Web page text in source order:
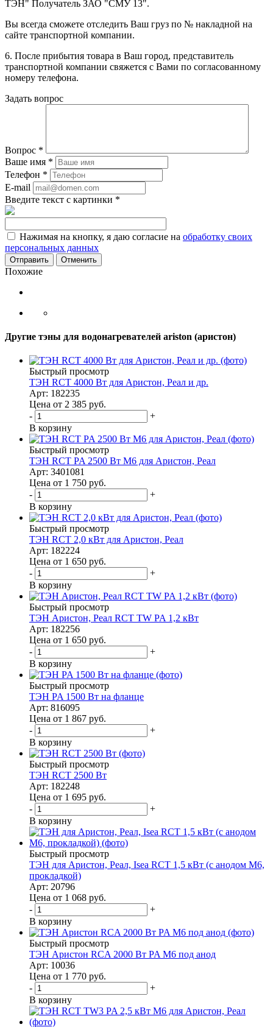
ТЭН" Получатель ЗАО "СМУ 13".
Вы всегда сможете отследить Ваш груз по № накладной на
сайте транспортной компании.
6. После прибытия товара в Ваш город, представитель
транспортной компании свяжется с Вами по согласованному
номеру телефона.
Задать вопрос
Вопрос *
Ваше имя *
Телефон *
E-mail
Введите текст с картинки *
Нажимая на кнопку, я даю согласие на обработку своих
персональных данных
Отменить
Похожие
Другие тэны для водонагревателей ariston (аристон)
Быстрый просмотр
ТЭН RCT 4000 Вт для Аристон, Реал и др.
Арт: 182235
Цена от 2 385 руб.
-
+
В корзину
Быстрый просмотр
ТЭН RCT PA 2500 Вт M6 для Аристон, Реал
Арт: 3401081
Цена от 1 750 руб.
-
+
В корзину
Быстрый просмотр
ТЭН RCT 2,0 кВт для Аристон, Реал
Арт: 182224
Цена от 1 650 руб.
-
+
В корзину
Быстрый просмотр
ТЭН Аристон, Реал RCT TW PA 1,2 кВт
Арт: 182256
Цена от 1 650 руб.
-
+
В корзину
Быстрый просмотр
ТЭН PA 1500 Вт на фланце
Арт: 816095
Цена от 1 867 руб.
-
+
В корзину
Быстрый просмотр
ТЭН RCT 2500 Вт
Арт: 182248
Цена от 1 695 руб.
-
+
В корзину
Быстрый просмотр
ТЭН для Аристон, Реал, Isea RCT 1,5 кВт (с анодом М6,
прокладкой)
Арт: 20796
Цена от 1 068 руб.
-
+
В корзину
Быстрый просмотр
ТЭН Аристон RCA 2000 Вт PA M6 под анод
Арт: 10036
Цена от 1 770 руб.
-
+
В корзину